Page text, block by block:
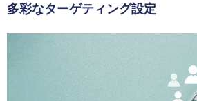
多彩なターゲティング設定